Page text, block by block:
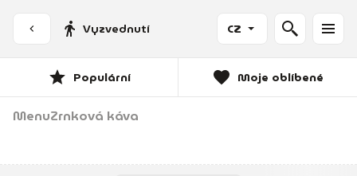
Vyzvednutí CZ
Populární Moje oblíbené
MenuZrnková káva